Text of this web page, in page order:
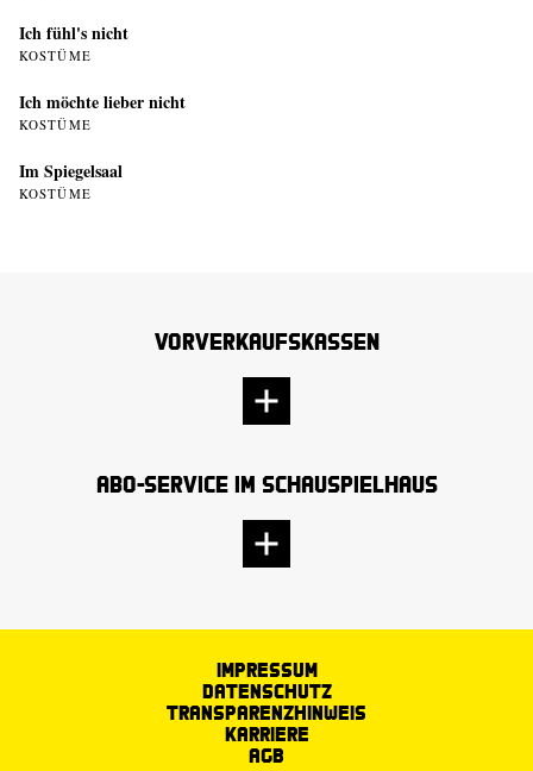
Ich fühl's nicht
KOSTÜME
Ich möchte lieber nicht
KOSTÜME
Im Spiegelsaal
KOSTÜME
Vorverkaufskassen
Abo-Service im Schauspielhaus
Impressum
Datenschutz
Transparenzhinweis
Karriere
AGB